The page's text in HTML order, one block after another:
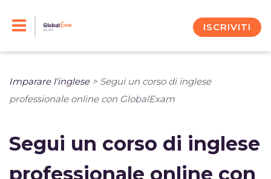
ISCRIVITI
Imparare l'inglese> Segui un corso di inglese
professionale online con GlobalExam
Segui un corso di inglese
professionale online con